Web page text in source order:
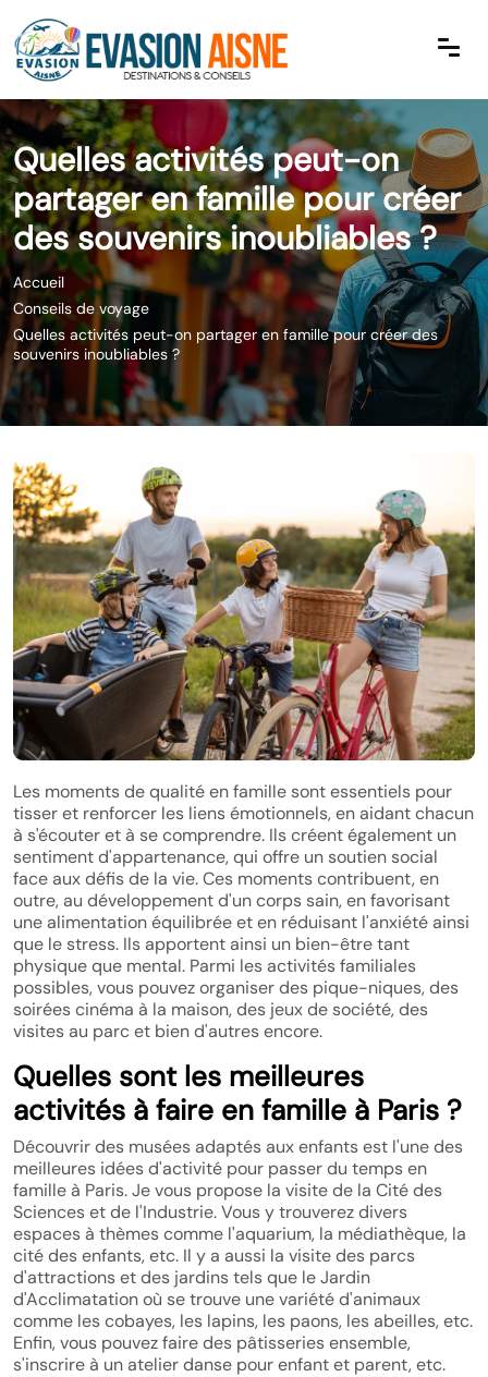
Quelles activités peut-on
partager en famille pour créer
des souvenirs inoubliables ?
Accueil
Conseils de voyage
Quelles activités peut-on partager en famille pour créer des
souvenirs inoubliables ?
Les moments de qualité en famille sont essentiels pour
tisser et renforcer les liens émotionnels, en aidant chacun
à s'écouter et à se comprendre. Ils créent également un
sentiment d'appartenance, qui offre un soutien social
face aux défis de la vie. Ces moments contribuent, en
outre, au développement d'un corps sain, en favorisant
une alimentation équilibrée et en réduisant l'anxiété ainsi
que le stress. Ils apportent ainsi un bien-être tant
physique que mental. Parmi les activités familiales
possibles, vous pouvez organiser des pique-niques, des
soirées cinéma à la maison, des jeux de société, des
visites au parc et bien d'autres encore.
Quelles sont les meilleures
activités à faire en famille à Paris ?
Découvrir des musées adaptés aux enfants est l'une des
meilleures idées d'activité pour passer du temps en
famille à Paris. Je vous propose la visite de la Cité des
Sciences et de l'Industrie. Vous y trouverez divers
espaces à thèmes comme l'aquarium, la médiathèque, la
cité des enfants, etc. Il y a aussi la visite des parcs
d'attractions et des jardins tels que le Jardin
d'Acclimatation où se trouve une variété d'animaux
comme les cobayes, les lapins, les paons, les abeilles, etc.
Enfin, vous pouvez faire des pâtisseries ensemble,
s'inscrire à un atelier danse pour enfant et parent, etc.